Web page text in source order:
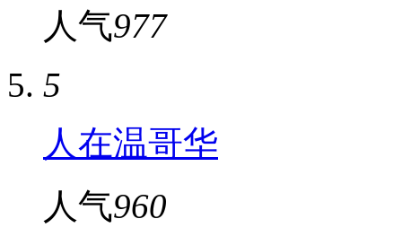
人气977
5
人在温哥华
人气960